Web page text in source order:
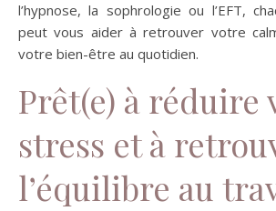
l’hypnose, la sophrologie ou l’EFT,
peut vous aider à retrouver votre
votre bien-être au quotidien.
Prêt(e) à réduire
stress et à
l’équilibre au